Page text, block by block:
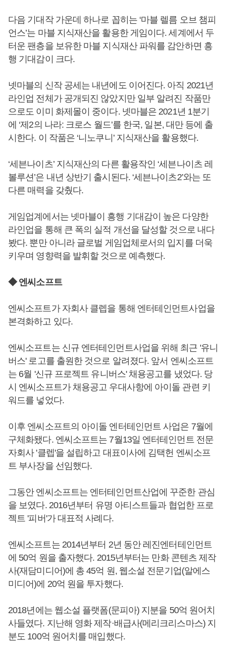
다음 기대작 가운데 하나로 꼽히는 ‘마블 렐름 오브 챔피
언스’는 마블 지식재산을 활용한 게임이다. 세계에서 두
터운 팬층을 보유한 마블 지식재산 파워를 감안하면 흥
행 기대감이 크다.
넷마블의 신작 공세는 내년에도 이어진다. 아직 2021년
라인업 전체가 공개되진 않았지만 일부 알려진 작품만
으로도 이미 화제몰이 중이다. 넷마블은 2021년 1분기
에 ‘제2의 나라: 크로스 월드’를 한국, 일본, 대만 등에 출
시한다. 이 작품은 ‘니노쿠니’ 지식재산을 활용했다.
‘세븐나이츠’ 지식재산의 다른 활용작인 ‘세븐나이츠 레
볼루션’은 내년 상반기 출시된다. ‘세븐나이츠2’와는 또
다른 매력을 갖췄다.
게임업계에서는 넷마블이 흥행 기대감이 높은 다양한
라인업을 통해 큰 폭의 실적 개선을 달성할 것으로 내다
봤다. 뿐만 아니라 글로벌 게임업체로서의 입지를 더욱
키우며 영향력을 발휘할 것으로 예측했다.
◆ 엔씨소프트
엔씨소프트가 자회사 클렙을 통해 엔터테인먼트사업을
본격화하고 있다.
엔씨소프트는 신규 엔터테인먼트사업을 위해 최근 '유니
버스' 로고를 출원한 것으로 알려졌다. 앞서 엔씨소프트
는 6월 '신규 프로젝트 유니버스' 채용공고를 냈었다. 당
시 엔씨소프트가 채용공고 우대사항에 아이돌 관련 키
워드를 넣었다.
이후 엔씨소프트의 아이돌 엔터테인먼트 사업은 7월에
구체화됐다. 엔씨소프트는 7월13일 엔터테인먼트 전문
자회사 '클렙'을 설립하고 대표이사에 김택헌 엔씨소프
트 부사장을 선임했다.
그동안 엔씨소프트는 엔터테인먼트산업에 꾸준한 관심
을 보였다. 2016년부터 유명 아티스트들과 협업한 프로
젝트 '피버'가 대표적 사례다.
엔씨소프트는 2014년부터 2년 동안 레진엔터테인먼트
에 50억 원을 출자했다. 2015년부터는 만화 콘텐츠 제작
사(재담미디어)에 총 45억 원, 웹소설 전문기업(알에스
미디어)에 20억 원을 투자했다.
2018년에는 웹소설 플랫폼(문피아) 지분을 50억 원어치
사들였다. 지난해 영화 제작·배급사(메리크리스마스) 지
분도 100억 원어치를 매입했다.